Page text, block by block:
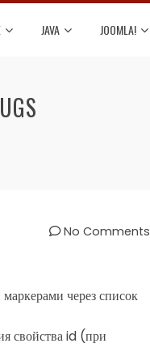
JAVA JOOMLA!
No Comments
через список
свойства id (при